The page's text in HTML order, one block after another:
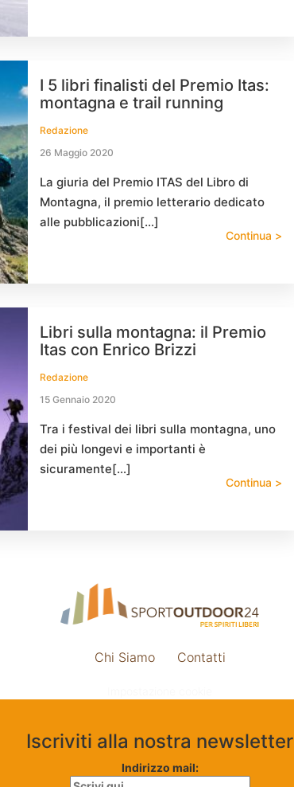
I 5 libri finalisti del Premio Itas:
montagna e trail running
Redazione
26 Maggio 2020
La giuria del Premio ITAS del Libro di
Montagna, il premio letterario dedicato
alle pubblicazioni[…]
Continua >
Libri sulla montagna: il Premio
Itas con Enrico Brizzi
Redazione
15 Gennaio 2020
Tra i festival dei libri sulla montagna, uno
dei più longevi e importanti è
sicuramente[…]
Continua >
Chi Siamo Contatti
Iscriviti alla nostra newsletter
Indirizzo mail: